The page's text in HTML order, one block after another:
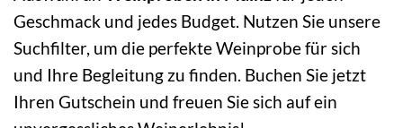
Geschmack und jedes Budget. Nutzen Sie unsere
Suchfilter, um die perfekte Weinprobe für sich
und Ihre Begleitung zu finden. Buchen Sie jetzt
Ihren Gutschein und freuen Sie sich auf ein